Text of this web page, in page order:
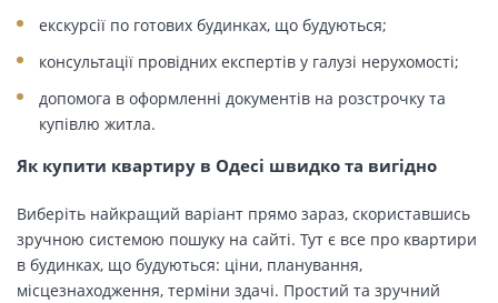
екскурсії по готових будинках, що будуються;
консультації провідних експертів у галузі нерухомості;
допомога в оформленні документів на розстрочку та
купівлю житла.
Як купити квартиру в Одесі швидко та вигідно
Виберіть найкращий варіант прямо зараз, скориставшись
зручною системою пошуку на сайті. Тут є все про квартири
в будинках, що будуються: ціни, планування,
місцезнаходження, терміни здачі. Простий та зручний